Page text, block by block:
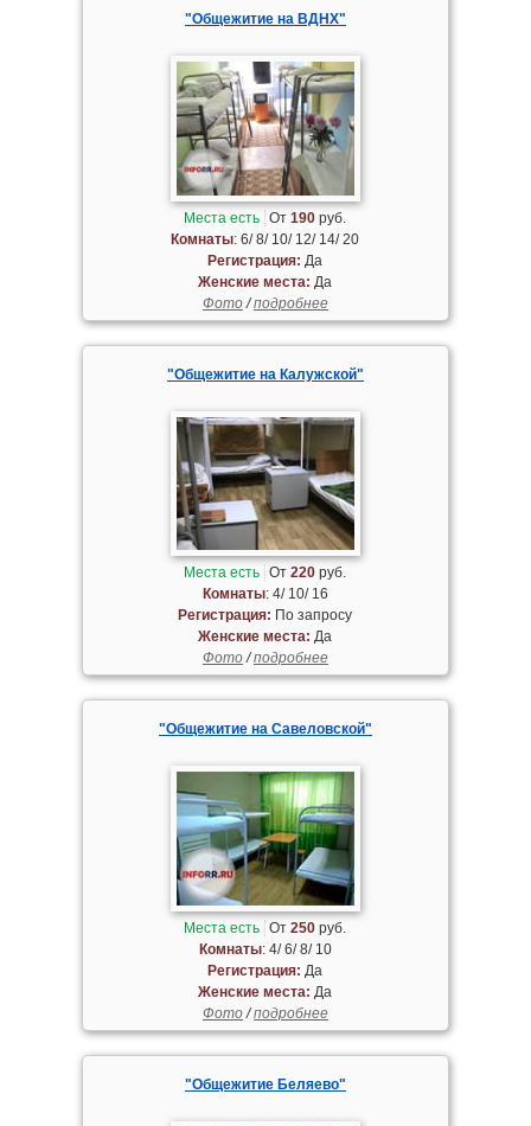
"Общежитие на ВДНХ"
Места есть От190 руб.
Комнаты: 6/ 8/ 10/ 12/ 14/ 20
Регистрация: Да
Женские места: Да
Фото/подробнее
"Общежитие на Калужской"
Места есть От220 руб.
Комнаты: 4/ 10/ 16
Регистрация: По запросу
Женские места: Да
Фото/подробнее
"Общежитие на Савеловской"
Места есть От250 руб.
Комнаты: 4/ 6/ 8/ 10
Регистрация: Да
Женские места: Да
Фото/подробнее
"Общежитие Беляево"